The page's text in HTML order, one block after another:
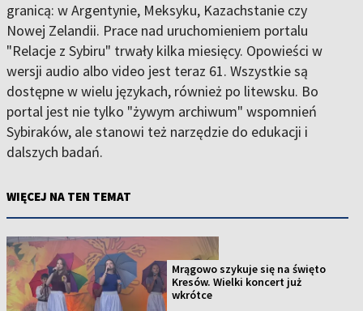
granicą: w Argentynie, Meksyku, Kazachstanie czy
Nowej Zelandii. Prace nad uruchomieniem portalu
"Relacje z Sybiru" trwały kilka miesięcy. Opowieści w
wersji audio albo video jest teraz 61. Wszystkie są
dostępne w wielu językach, również po litewsku. Bo
portal jest nie tylko "żywym archiwum" wspomnień
Sybiraków, ale stanowi też narzędzie do edukacji i
dalszych badań.
WIĘCEJ NA TEN TEMAT
Mrągowo szykuje się na święto
Kresów. Wielki koncert już
wkrótce